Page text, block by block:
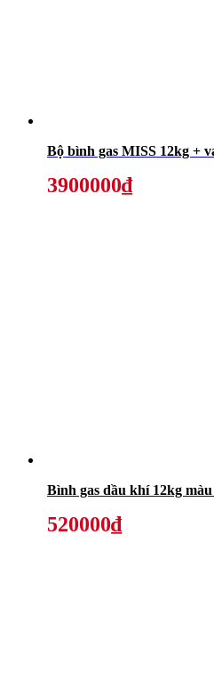
Bộ bình gas MISS 12kg +
3900000₫
Bình gas dầu khí 12kg
520000₫